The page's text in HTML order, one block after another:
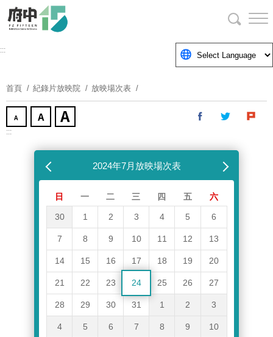
要
塊
:::
首頁 紀錄片放映院 放映場次表
:::
2024年7月放映場次表下個月
日 一 二 三 四 五 六
30 1 2 3 4 5 6
7 8 9 10 11 12 13
14 15 16 17 18 19 20
21 22 23 24 25 26 27
28 29 30 31 1 2 3
4 5 6 7 8 9 10